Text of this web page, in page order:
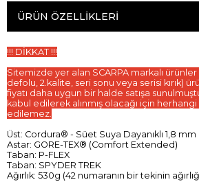
ÜRÜN ÖZELLIKLERI
!!! DİKKAT !!!
Sitemizde yer alan SCARPA markalı
defolu, 2.kalite, seri sonu veya serisi kırık)
fiyatı daha uygun bir halde satışa
kabul edilerek alınmış olacağı için
edilemez.
Üst: Cordura® - Süet Suya Dayanıklı 1,8 mm
Astar: GORE-TEX® (Comfort Extended)
Taban: P-FLEX
Taban: SPYDER TREK
Ağırlık: 530g (42 numaranın bir tekinin